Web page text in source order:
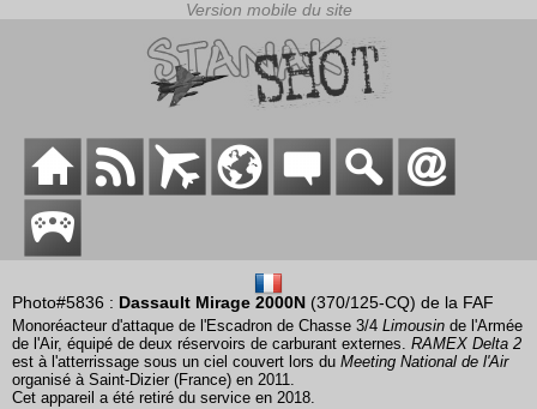
Photo#5836 : Dassault Mirage 2000N (370/125-CQ) de la FAF
Monoréacteur d'attaque de l'Escadron de Chasse 3/4 Limousin de l'Armée
de l'Air, équipé de deux réservoirs de carburant externes. RAMEX Delta 2
est à l'atterrissage sous un ciel couvert lors du Meeting National de l'Air
organisé à Saint-Dizier (France) en 2011.
Cet appareil a été retiré du service en 2018.